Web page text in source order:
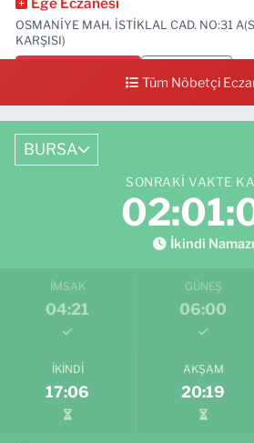
OSMANİYE MAH. İSTİKLAL CAD. NO:31
KARŞISI)
Tüm Nöbetçi
BURSA
SONRAKI VAKTE
İkindi Namazı
İMSAK
04:21
GÜNEŞ
06:00
İKINDI
17:06
AKŞAM
20:19